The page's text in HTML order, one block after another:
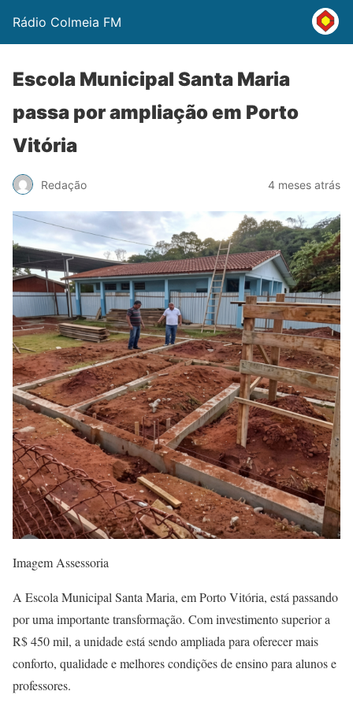
Rádio Colmeia FM
Escola Municipal Santa Maria
passa por ampliação em Porto
Vitória
Redação 4 meses atrás
Imagem Assessoria
A Escola Municipal Santa Maria, em Porto Vitória, está passando
por uma importante transformação. Com investimento superior a
R$ 450 mil, a unidade está sendo ampliada para oferecer mais
conforto, qualidade e melhores condições de ensino para alunos e
professores.